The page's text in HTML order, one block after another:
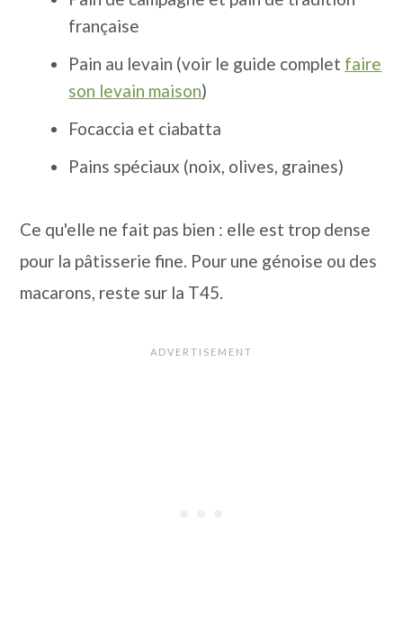
française
Pain au levain (voir le guide complet faire
son levain maison)
Focaccia et ciabatta
Pains spéciaux (noix, olives, graines)
Ce qu'elle ne fait pas bien : elle est trop dense
pour la pâtisserie fine. Pour une génoise ou des
macarons, reste sur la T45.